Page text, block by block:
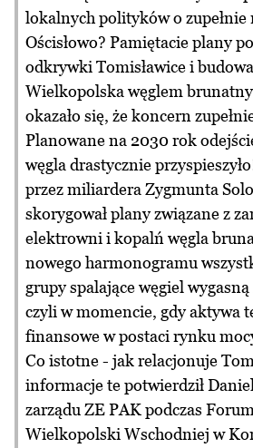
lokalnych polityków o
Ościsłowo? Pamiętacie plany
odkrywki Tomisławice i
Wielkopolska węglem
okazało się, że koncern
Planowane na 2030 rok
węgla drastycznie
przez miliardera Zygmunta
skorygował plany związane z
elektrowni i kopalń węgla
nowego harmonogramu
grupy spalające węgiel
czyli w momencie, gdy aktywa
finansowe w postaci rynku
Co istotne - jak relacjonuje
informacje te potwierdził
zarządu ZE PAK podczas
Wielkopolski Wschodniej w